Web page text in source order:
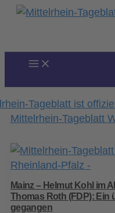
Zum
Mainz – Helmut Kohl im
Thomas Roth (FDP): Ein
gegangen